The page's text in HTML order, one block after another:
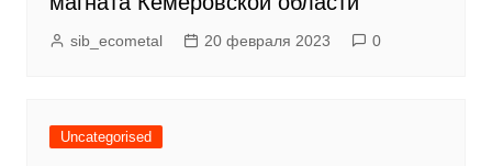
sib_ecometal 20 февраля 2023 0
Uncategorised